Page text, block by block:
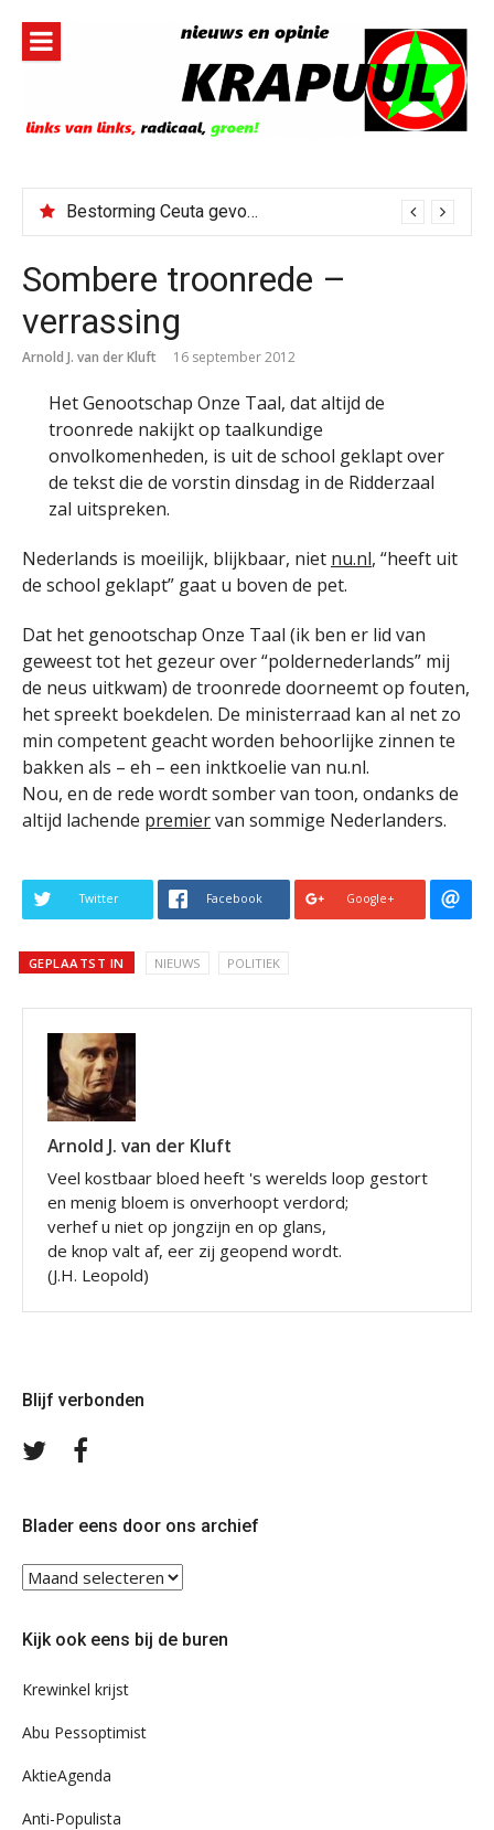
inhoud
Bestorming Ceuta gevolg van op sociale media verspreide hoax?
Sombere troonrede –
verrassing
Arnold J. van der Kluft 16 september 2012
Het Genootschap Onze Taal, dat altijd de
troonrede nakijkt op taalkundige
onvolkomenheden, is uit de school geklapt over
de tekst die de vorstin dinsdag in de Ridderzaal
zal uitspreken.
Nederlands is moeilijk, blijkbaar, niet nu.nl, “heeft uit
de school geklapt” gaat u boven de pet.
Dat het genootschap Onze Taal (ik ben er lid van
geweest tot het gezeur over “poldernederlands” mij
de neus uitkwam) de troonrede doorneemt op fouten,
het spreekt boekdelen. De ministerraad kan al net zo
min competent geacht worden behoorlijke zinnen te
bakken als – eh – een inktkoelie van nu.nl.
Nou, en de rede wordt somber van toon, ondanks de
altijd lachende premiervan sommige Nederlanders.
Twitter Facebook Google+
GEPLAATST IN NIEUWS POLITIEK
Arnold J. van der Kluft
Veel kostbaar bloed heeft 's werelds loop gestort
en menig bloem is onverhoopt verdord;
verhef u niet op jongzijn en op glans,
de knop valt af, eer zij geopend wordt.
(J.H. Leopold)
Blijf verbonden
Volg
Blader eens door ons archief
Blader
eens
ons
Kijk ook eens bij de buren
Krewinkel krijst
Abu Pessoptimist
AktieAgenda
Anti-Populista